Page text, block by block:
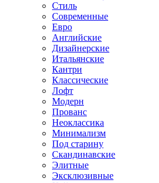
Стиль
Современные
Евро
Английские
Дизайнерские
Итальянские
Кантри
Классические
Лофт
Модерн
Прованс
Неоклассика
Минимализм
Под старину
Скандинавские
Элитные
Эксклюзивные